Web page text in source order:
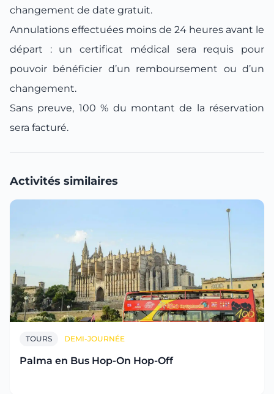
changement de date gratuit.
Annulations effectuées moins de 24 heures avant le
départ : un certificat médical sera requis pour
pouvoir bénéficier d’un remboursement ou d’un
changement.
Sans preuve, 100 % du montant de la réservation
sera facturé.
Activités similaires
TOURS DEMI-JOURNÉE
Palma en Bus Hop-On Hop-Off